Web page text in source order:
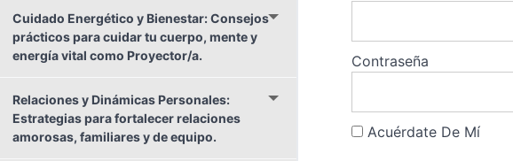
Cuidado Energético y Bienestar: Consejos
prácticos para cuidar tu cuerpo, mente y
energía vital como Proyector/a.
Relaciones y Dinámicas Personales:
Estrategias para fortalecer relaciones
amorosas, familiares y de equipo.
Contraseña
Acuérdate De Mí